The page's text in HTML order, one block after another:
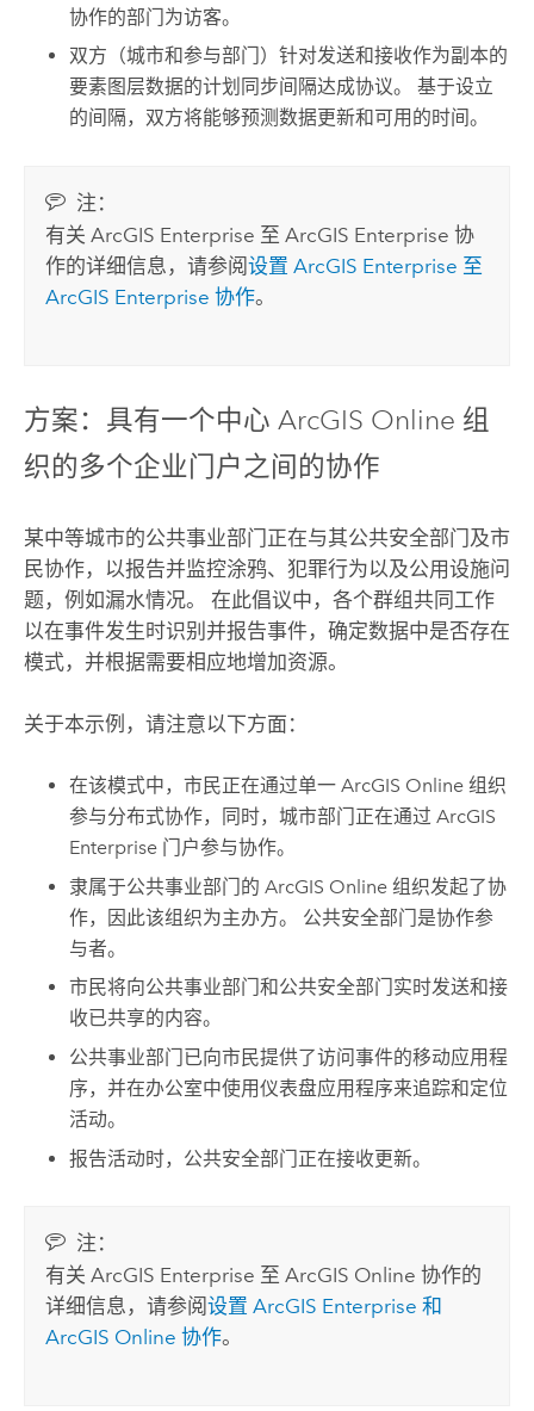
协作的部门为访客。
双方（城市和参与部门）针对发送和接收作为副本的
要素图层数据的计划同步间隔达成协议。 基于设立
的间隔，双方将能够预测数据更新和可用的时间。
注：
有关ArcGIS Enterprise 至ArcGIS Enterprise 协
作的详细信息，请参阅设置ArcGIS Enterprise 至
ArcGIS Enterprise 协作。
方案：具有一个中心 ArcGIS Online 组
织的多个企业门户之间的协作
某中等城市的公共事业部门正在与其公共安全部门及市
民协作，以报告并监控涂鸦、犯罪行为以及公用设施问
题，例如漏水情况。 在此倡议中，各个群组共同工作
以在事件发生时识别并报告事件，确定数据中是否存在
模式，并根据需要相应地增加资源。
关于本示例，请注意以下方面：
在该模式中，市民正在通过单一ArcGIS Online 组织
参与分布式协作，同时，城市部门正在通过ArcGIS
Enterprise 门户参与协作。
隶属于公共事业部门的ArcGIS Online 组织发起了协
作，因此该组织为主办方。 公共安全部门是协作参
与者。
市民将向公共事业部门和公共安全部门实时发送和接
收已共享的内容。
公共事业部门已向市民提供了访问事件的移动应用程
序，并在办公室中使用仪表盘应用程序来追踪和定位
活动。
报告活动时，公共安全部门正在接收更新。
注：
有关ArcGIS Enterprise 至ArcGIS Online 协作的
详细信息，请参阅设置ArcGIS Enterprise 和
ArcGIS Online 协作。